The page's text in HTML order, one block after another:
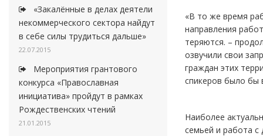
«Закалённые в делах деятели
некоммерческого сектора найдут
в себе силы трудиться дальше»
22.07.2015
Мероприятия грантового
конкурса «Православная
инициатива» пройдут в рамках
Рождественских чтений
21.01.2015
«В то же время
направления
теряются. –
озвучили свои
граждан этих
спикеров было бы
Наиболее
семьей и работа